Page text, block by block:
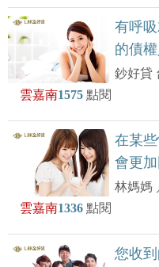
有呼
的債權
鈔好貸
雲嘉南1575 點閱
在某
會更
林媽媽
雲嘉南1336 點閱
您收